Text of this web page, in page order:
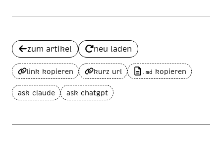
zum artikel neu laden
link kopieren kurz url .md kopieren
ask claude ask chatgpt